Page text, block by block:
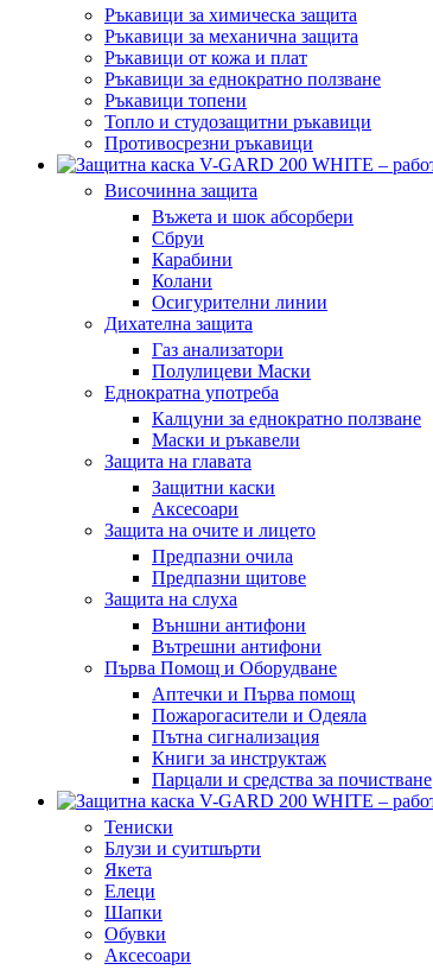
Ръкавици за химическа защита
Ръкавици за механична защита
Ръкавици от кожа и плат
Ръкавици за еднократно ползване
Ръкавици топени
Топло и студозащитни ръкавици
Противосрезни ръкавици
Височинна защита
Въжета и шок абсорбери
Сбруи
Карабини
Колани
Осигурителни линии
Дихателна защита
Газ анализатори
Полулицеви Маски
Еднократна употреба
Калцуни за еднократно ползване
Маски и ръкавели
Защита на главата
Защитни каски
Аксесоари
Защита на очите и лицето
Предпазни очила
Предпазни щитове
Защита на слуха
Външни антифони
Вътрешни антифони
Първа Помощ и Оборудване
Аптечки и Първа помощ
Пожарогасители и Одеяла
Пътна сигнализация
Книги за инструктаж
Парцали и средства за почистване
Тениски
Блузи и суитшърти
Якета
Елеци
Шапки
Обувки
Аксесоари